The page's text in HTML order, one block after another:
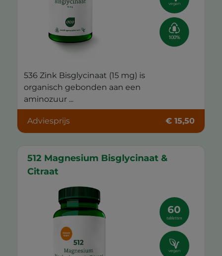
vegan
536 Zink Bisglycinaat (15 mg) is
organisch gebonden aan een
aminozuur ...
Adviesprijs € 15,50
512 Magnesium Bisglycinaat &
Citraat
60
tabletten
vegan